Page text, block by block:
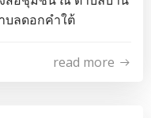
บลดอกคำใต้
read more